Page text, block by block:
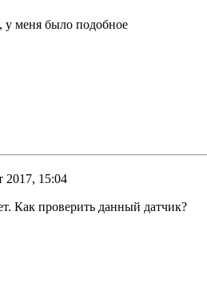
у меня было подобное
2017, 15:04
Как проверить данный датчик?